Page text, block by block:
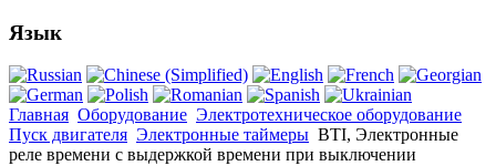
Язык
Главная Оборудование Электротехническое оборудование
Пуск двигателя Электронные таймеры BTI, Электронные
реле времени с выдержкой времени при выключении